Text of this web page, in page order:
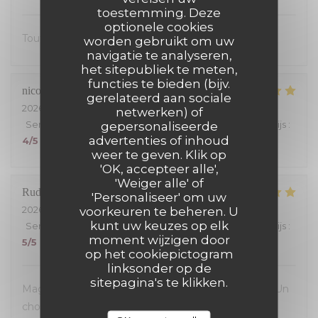
toestemming. Deze
optionele cookies
worden gebruikt om uw
navigatie te analyseren,
het sitepubliek te meten,
functies te bieden (bijv.
gerelateerd aan sociale
netwerken) of
gepersonaliseerde
advertenties of inhoud
weer te geven. Klik op
'OK, accepteer alle',
'Weiger alle' of
'Personaliseer' om uw
voorkeuren te beheren. U
kunt uw keuzes op elk
moment wijzigen door
op het cookiepictogram
linksonder op de
sitepagina's te klikken.
Tout était excellent, on s’est régalé.
nicolas
2026-07-24
- 19:30 - Gasten 4
Service
Atmosfeer:5/5 Keuken:5/5 Kwaliteit / Prijs :
4/5
Rudy
2026-07-23
- 19:30 - Gasten 5
Service
Atmosfeer: 5/5 Keuken:5 /5 Kwaliteit / Prijs :
5/5
Magnifique découverte! Accueil et service parfaits! Un
choix exceptionnel de viandes maturees...avec aussi